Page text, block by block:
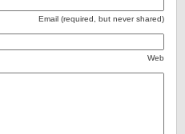
Email (required, but never shared)
Web